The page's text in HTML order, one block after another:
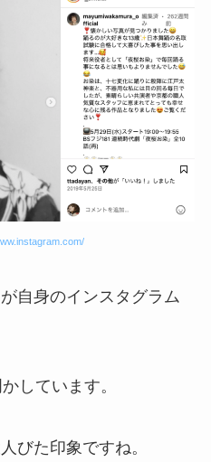
自身のインスタグラム
しています。
びた印象ですね。